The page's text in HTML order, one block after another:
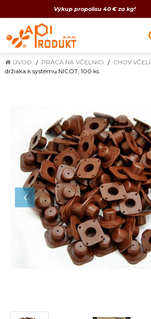
Výkup propolisu 40 € za kg!
ÚVOD PRÁCA NA VČELNICI CHOV
držiaka k systému NICOT, 100 ks